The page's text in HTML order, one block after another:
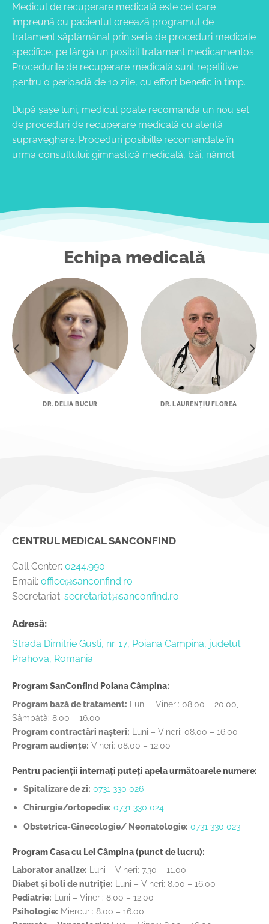
Medicul de recuperare medicală este cel care
împreună cu pacientul creează programul de
tratament săptămânal prin seria de proceduri medicale
specifice, pe lângă un posibil tratament medicamentos.
Procedurile de recuperare medicală sunt repetitive
pentru o perioadă de 10 zile, cu effort benefic în timp.
După șașe luni, medicul poate recomanda un nou set
de proceduri de recuperare medicală cu atentă
supraveghere. Proceduri posibille recomandate în
urma consultului: gimnastică medicală, băi, nămol.
Echipa medicală
DR. DELIA BUCUR DR. LAURENȚIU FLOREA
CENTRUL MEDICAL SANCONFIND
Call Center: 0244.990
Email: office@sanconfind.ro
Secretariat: secretariat@sanconfind.ro
Adresă:
Strada Dimitrie Gusti, nr. 17, Poiana Campina, judetul
Prahova, Romania
Program SanConfind Poiana Câmpina:
Program bază de tratament: Luni – Vineri: 08.00 – 20.00,
Sâmbătă: 8.00 – 16.00
Program contractări nașteri: Luni – Vineri: 08.00 – 16.00
Program audiențe: Vineri: 08.00 – 12.00
Pentru pacienții internați puteți apela următoarele numere:
Spitalizare de zi: 0731 330 026
Chirurgie/ortopedie: 0731 330 024
Obstetrica-Ginecologie/ Neonatologie: 0731 330 023
Program Casa cu Lei Câmpina (punct de lucru):
Laborator analize: Luni – Vineri: 7.30 – 11.00
Diabet și boli de nutriție: Luni – Vineri: 8.00 – 16.00
Pediatrie: Luni – Vineri: 8.00 – 12.00
Psihologie: Miercuri: 8.00 – 16.00